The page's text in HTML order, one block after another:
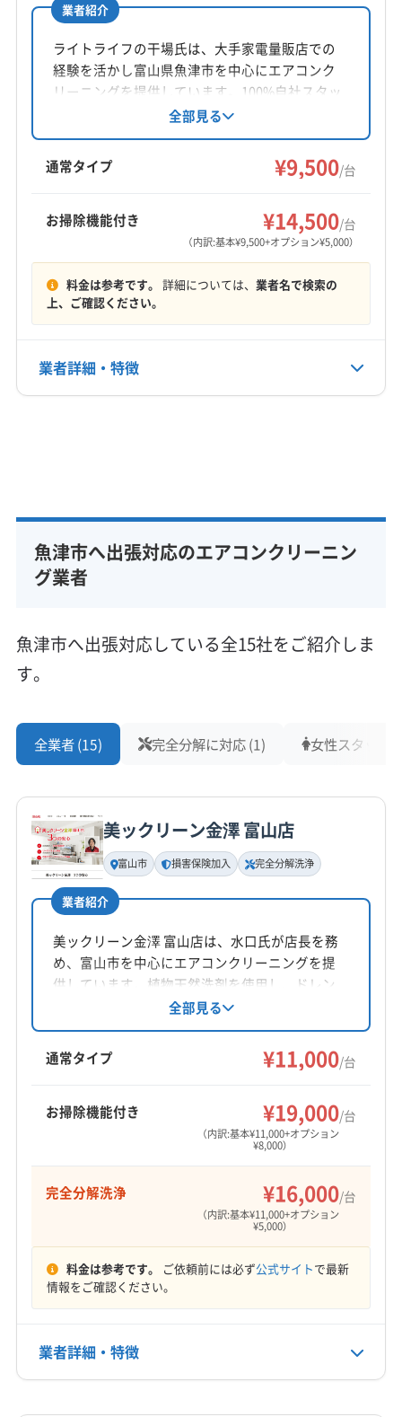
業者紹介
ライトライフの干場氏は、大手家電量販店での
経験を活かし富山県魚津市を中心にエアコンク
リーニングを提供しています。100%自社スタッ
フ作業で、ペットがいる家庭にも配慮。富士通
ノクリアXは追加料金が必要です。基本料金9500
円からで、お掃除機能付き5000円などのオプシ
ョンもあります。年中無休で8時〜17時まで対応
全部見る
通常タイプ ¥9,500/台
お掃除機能付き ¥14,500/台
（内訳:基本¥9,500+オプション¥5,000）
料金は参考です。 詳細については、 業者名で検索の
上、ご確認ください。
業者詳細・特徴
所在地
富山県魚津市出56
魚津市 滑川市 高岡市 黒部市 射水市
小矢部市
営業時間
定休日
年中無休
電話番号
非公開
公式HP
公式サイトなし
魚津市へ出張対応のエアコンクリーニン
グ業者
魚津市へ出張対応している全15社をご紹介しま
す。
全業者 (15) 完全分解に対応 (1) 女性スタッフ
美ックリーン金澤 富山店
富山市 損害保険加入 完全分解洗浄
業者紹介
美ックリーン金澤 富山店は、水口氏が店長を務
め、富山市を中心にエアコンクリーニングを提
供しています。植物天然洗剤を使用し、ドレン
パン分解洗浄や完全分解洗浄にも対応。損害保
険加入済みです。満足度を重視し、徹底的な分
解洗浄と丁寧な作業が特徴です。仕上がりに自
信を持っており、満足できない場合は料金を受
全部見る
通常タイプ ¥11,000/台
お掃除機能付き ¥19,000/台
（内訳:基本¥11,000+オプション
¥8,000）
完全分解洗浄 ¥16,000/台
（内訳:基本¥11,000+オプション
¥5,000）
料金は参考です。 ご依頼前には必ず公式サイトで最新
情報をご確認ください。
業者詳細・特徴